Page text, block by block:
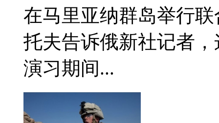
在马里亚纳群岛举行
托夫告诉俄新社记者
演习期间...